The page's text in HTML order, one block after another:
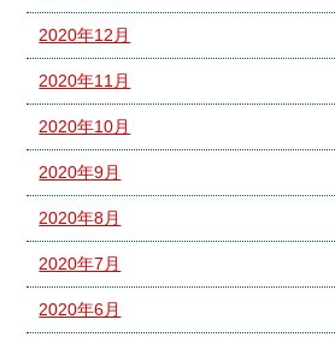
2020年12月
2020年11月
2020年10月
2020年9月
2020年8月
2020年7月
2020年6月